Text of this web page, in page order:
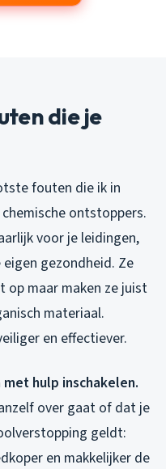
die je
fouten die ik in
ontstoppers.
voor je leidingen,
gezondheid. Ze
op maar maken ze juist
materiaal.
en effectiever.
hulp inschakelen.
over gaat of dat je
geldt:
en makkelijker de